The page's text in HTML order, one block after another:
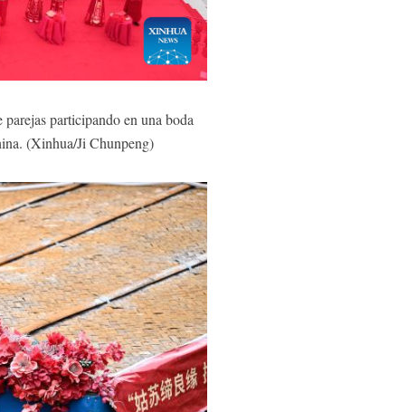
participando en una boda
(Xinhua/Ji Chunpeng)